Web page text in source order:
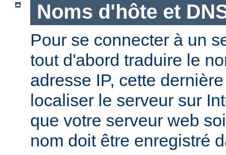
Noms d'hôte et
Pour se connecter à un
tout d'abord traduire le
adresse IP, cette
localiser le serveur sur
que votre serveur web
nom doit être enregistré